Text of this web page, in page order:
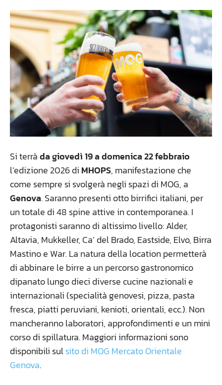
Si terràda giovedì 19 a domenica 22 febbraio
l’edizione 2026 di MHOPS, manifestazione che
come sempre si svolgerà negli spazi di MOG, a
Genova. Saranno presenti otto birrifici italiani, per
un totale di 48 spine attive in contemporanea. I
protagonisti saranno di altissimo livello: Alder,
Altavia, Mukkeller, Ca’ del Brado, Eastside, Elvo, Birra
Mastino e War. La natura della location permetterà
di abbinare le birre a un percorso gastronomico
dipanato lungo dieci diverse cucine nazionali e
internazionali (specialità genovesi, pizza, pasta
fresca, piatti peruviani, kenioti, orientali, ecc.). Non
mancheranno laboratori, approfondimenti e un mini
corso di spillatura. Maggiori informazioni sono
disponibili sulsito di MOG Mercato Orientale
Genova.